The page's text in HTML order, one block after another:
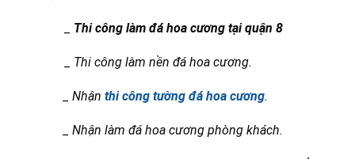
Thi công làm đá hoa cương tại quận 8
Thi công làm nền đá hoa cương.
_ Nhận thi công tường đá hoa cương.
_ Nhận làm đá hoa cương phòng khách.